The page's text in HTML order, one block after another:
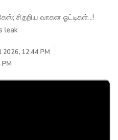
சிதறிய வாகன ஓட்டிகள்...!
leak
2026, 12:44 PM
PM